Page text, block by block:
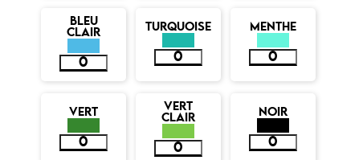
BLEU
CLAIR
TURQUOISE MENTHE
VERT
VERT
CLAIR
NOIR